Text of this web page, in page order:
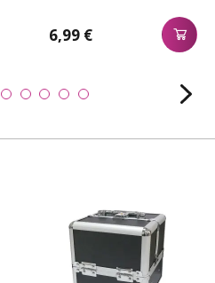
6,99 €